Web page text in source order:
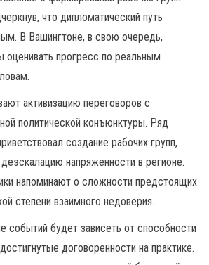
что дипломатический путь
В Вашингтоне, в свою очередь,
оценивать прогресс по реальным
активизацию переговоров с
политической конъюнктуры. Ряд
создание рабочих групп,
напряженности в регионе.
напоминают о сложности предстоящих
степени взаимного недоверия.
событий будет зависеть от способности
договоренности на практике.